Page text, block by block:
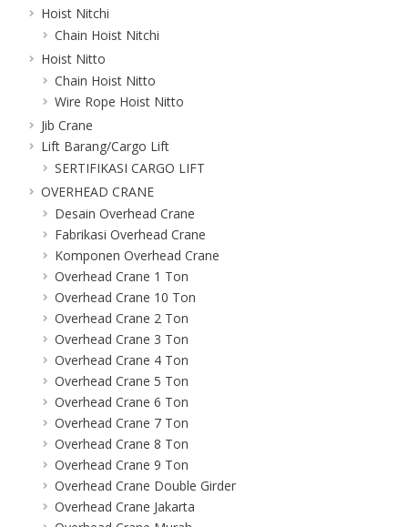
Hoist Nitchi
Chain Hoist Nitchi
Hoist Nitto
Chain Hoist Nitto
Wire Rope Hoist Nitto
Jib Crane
Lift Barang/Cargo Lift
SERTIFIKASI CARGO LIFT
OVERHEAD CRANE
Desain Overhead Crane
Fabrikasi Overhead Crane
Komponen Overhead Crane
Overhead Crane 1 Ton
Overhead Crane 10 Ton
Overhead Crane 2 Ton
Overhead Crane 3 Ton
Overhead Crane 4 Ton
Overhead Crane 5 Ton
Overhead Crane 6 Ton
Overhead Crane 7 Ton
Overhead Crane 8 Ton
Overhead Crane 9 Ton
Overhead Crane Double Girder
Overhead Crane Jakarta